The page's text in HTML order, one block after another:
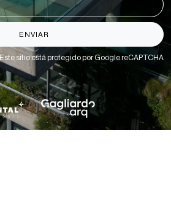
ENVIAR
Este sitio está protegido por Google reCAPTCHA